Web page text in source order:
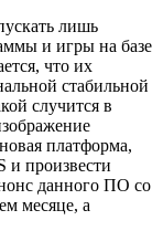
лишь
и игры на базе
что их
стабильной
случится в
платформа,
и произвести
данного ПО со
месяце, а